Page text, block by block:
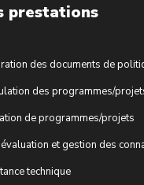
prestations
des documents de
des programmes/
de programmes/projets
et gestion des
technique